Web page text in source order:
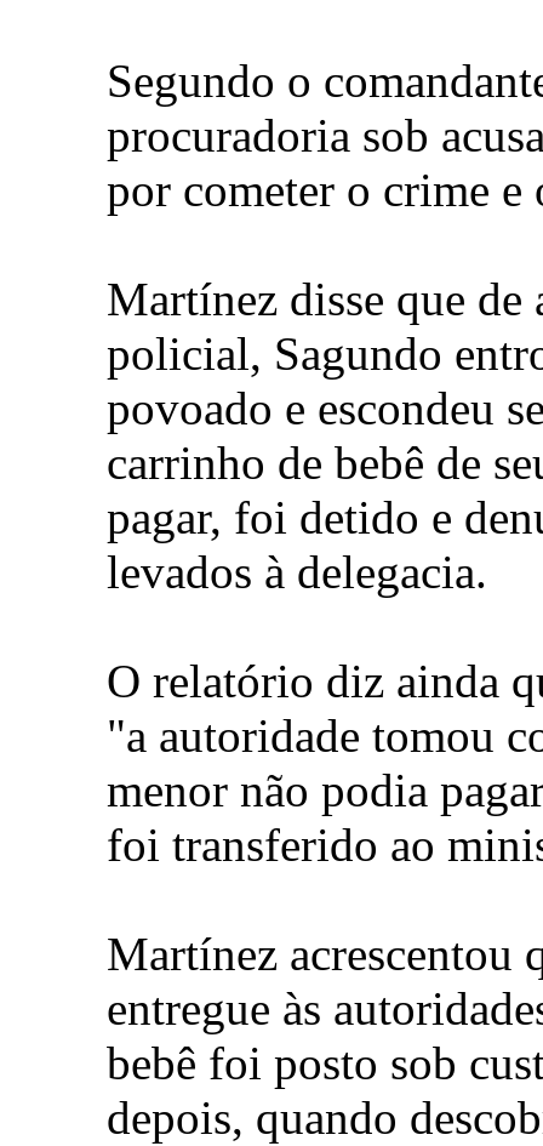
Segundo o
procuradoria sob
por cometer o crime
Martínez disse que
policial, Sagundo
povoado e escondeu
carrinho de bebê de
pagar, foi detido e
levados à delegacia.
O relatório diz ainda
"a autoridade tomou
menor não podia
foi transferido ao
Martínez acrescentou
entregue às
bebê foi posto sob
depois, quando